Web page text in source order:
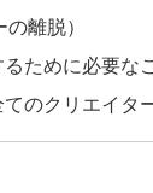
離脱）
ために必要な
のクリエイタ